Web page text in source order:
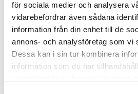
för sociala medier och analysera
vidarebefordrar även sådana
information från din enhet till de
annons- och analysföretag som vi
Dessa kan i sin tur kombinera
information som du har
abonnemang och får då en
ägarbytet är gjort och
abonnemang som finns. Har
osorterat abonnemang eller
undantag, till exempel
kvartalstömning skickar vi ut en
abonnemangsval. Fyll då i den